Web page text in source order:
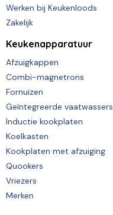
Werken bij Keukenloods
Zakelijk
Keukenapparatuur
Afzuigkappen
Combi-magnetrons
Fornuizen
Geïntegreerde vaatwassers
Inductie kookplaten
Koelkasten
Kookplaten met afzuiging
Quookers
Vriezers
Merken